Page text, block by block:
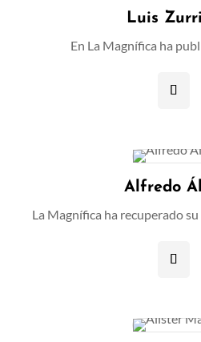
Luis
En La Magnífica ha
Alfredo
La Magnífica ha recuperado